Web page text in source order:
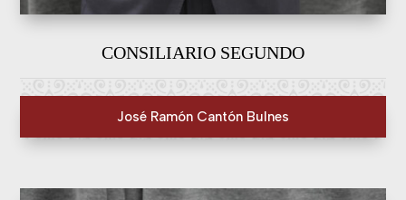
CONSILIARIO SEGUNDO
José Ramón Cantón Bulnes